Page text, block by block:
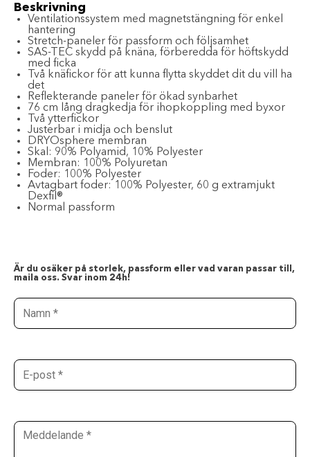
Beskrivning
Ventilationssystem med magnetstängning för enkel
hantering
Stretch-paneler för passform och följsamhet
SAS-TEC skydd på knäna, förberedda för höftskydd
med ficka
Två knäfickor för att kunna flytta skyddet dit du vill ha
det
Reflekterande paneler för ökad synbarhet
76 cm lång dragkedja för ihopkoppling med byxor
Två ytterfickor
Justerbar i midja och benslut
DRYOsphere membran
Skal: 90% Polyamid, 10% Polyester
Membran: 100% Polyuretan
Foder: 100% Polyester
Avtagbart foder: 100% Polyester, 60 g extramjukt
Dexfil®
Normal passform
Är du osäker på storlek, passform eller vad varan passar till,
maila oss. Svar inom 24h!